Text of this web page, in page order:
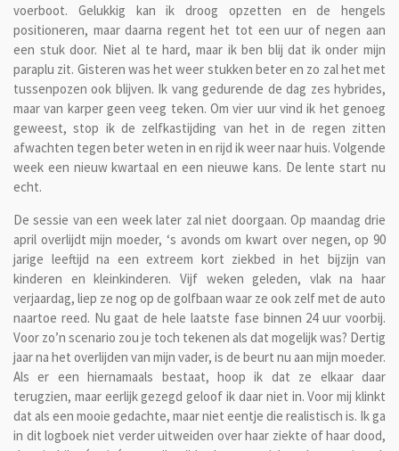
voerboot. Gelukkig kan ik droog opzetten en de hengels
positioneren, maar daarna regent het tot een uur of negen aan
een stuk door. Niet al te hard, maar ik ben blij dat ik onder mijn
paraplu zit. Gisteren was het weer stukken beter en zo zal het met
tussenpozen ook blijven. Ik vang gedurende de dag zes hybrides,
maar van karper geen veeg teken. Om vier uur vind ik het genoeg
geweest, stop ik de zelfkastijding van het in de regen zitten
afwachten tegen beter weten in en rijd ik weer naar huis. Volgende
week een nieuw kwartaal en een nieuwe kans. De lente start nu
echt.
De sessie van een week later zal niet doorgaan. Op maandag drie
april overlijdt mijn moeder, ‘s avonds om kwart over negen, op 90
jarige leeftijd na een extreem kort ziekbed in het bijzijn van
kinderen en kleinkinderen. Vijf weken geleden, vlak na haar
verjaardag, liep ze nog op de golfbaan waar ze ook zelf met de auto
naartoe reed. Nu gaat de hele laatste fase binnen 24 uur voorbij.
Voor zo’n scenario zou je toch tekenen als dat mogelijk was? Dertig
jaar na het overlijden van mijn vader, is de beurt nu aan mijn moeder.
Als er een hiernamaals bestaat, hoop ik dat ze elkaar daar
terugzien, maar eerlijk gezegd geloof ik daar niet in. Voor mij klinkt
dat als een mooie gedachte, maar niet eentje die realistisch is. Ik ga
in dit logboek niet verder uitweiden over haar ziekte of haar dood,